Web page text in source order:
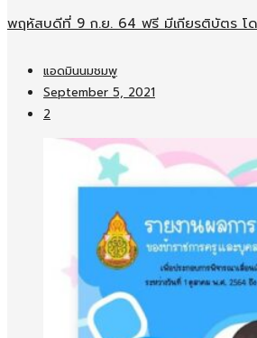
พฤหัสบดีที่ 9 ก.ย. 64 ฟรี มีเกียรติบัตร โด
แอดมินนมชมพู
September 5, 2021
2